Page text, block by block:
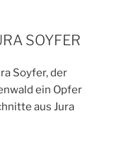
SOYFER
Soyfer, der
ein Opfer
aus Jura